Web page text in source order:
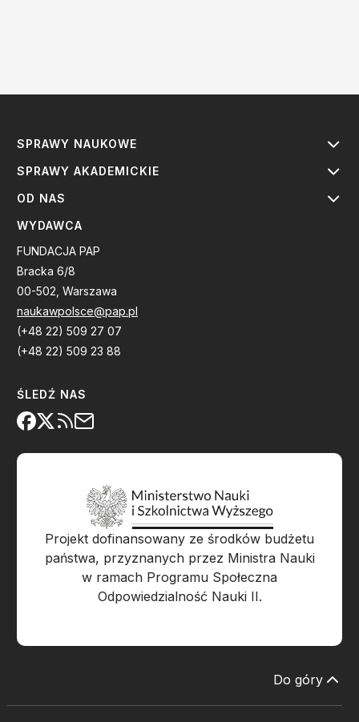
SPRAWY NAUKOWE
SPRAWY AKADEMICKIE
OD NAS
WYDAWCA
FUNDACJA PAP
Bracka 6/8
00-502, Warszawa
naukawpolsce@pap.pl
(+48 22) 509 27 07
(+48 22) 509 23 88
ŚLEDŹ NAS
Projekt dofinansowany ze środków budżetu
państwa, przyznanych przez Ministra Nauki
w ramach Programu Społeczna
Odpowiedzialność Nauki II.
Do góry